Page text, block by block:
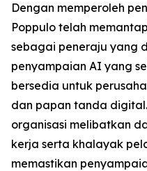
Dengan memperoleh
Poppulo telah
sebagai peneraju yang
penyampaian AI yang
bersedia untuk
dan papan tanda
organisasi melibatkan
kerja serta khalayak
memastikan